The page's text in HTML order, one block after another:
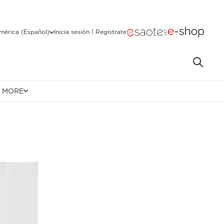
(Español) Inicia sesión | Regístrate